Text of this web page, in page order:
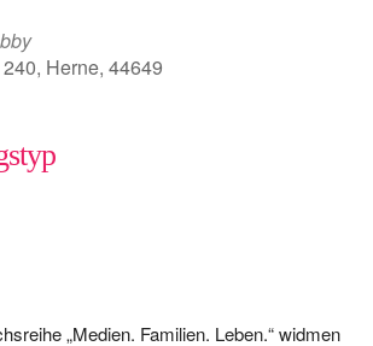
Herne, 44649
„Medien. Familien. Leben.“ widmen